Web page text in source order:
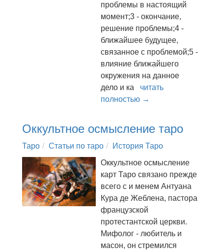
проблемы в настоящий
момент;3 - окончание,
решение проблемы;4 -
ближайшее будущее,
связанное с проблемой;5 -
влияние ближайшего
окружения на данное
дело и ка читать
полностью →
Оккультное осмысление таро
Таро Статьи по таро
История Таро
Оккультное осмысление
карт Таро связано прежде
всего с и менем Антуана
Кура де Жеблена, пастора
французской
протестантской церкви.
Мифолог - любитель и
масон, он стремился